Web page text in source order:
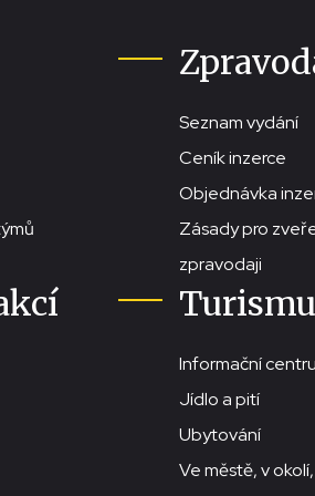
Seznam vydání
Ceník inzerce
Objednávka
Zásady pro
zpravodaji
Informační
Jídlo a pití
Ubytování
Ve městě, v